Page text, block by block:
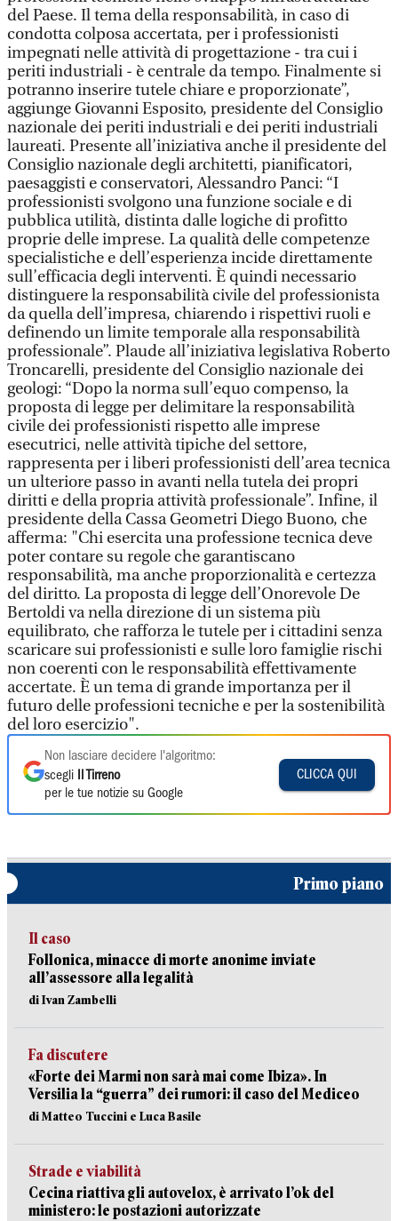
del Paese. Il tema della responsabilità, in caso di
condotta colposa accertata, per i professionisti
impegnati nelle attività di progettazione - tra cui i
periti industriali - è centrale da tempo. Finalmente si
potranno inserire tutele chiare e proporzionate”,
aggiunge Giovanni Esposito, presidente del Consiglio
nazionale dei periti industriali e dei periti industriali
laureati. Presente all’iniziativa anche il presidente del
Consiglio nazionale degli architetti, pianificatori,
paesaggisti e conservatori, Alessandro Panci: “I
professionisti svolgono una funzione sociale e di
pubblica utilità, distinta dalle logiche di profitto
proprie delle imprese. La qualità delle competenze
specialistiche e dell’esperienza incide direttamente
sull’efficacia degli interventi. È quindi necessario
distinguere la responsabilità civile del professionista
da quella dell’impresa, chiarendo i rispettivi ruoli e
definendo un limite temporale alla responsabilità
professionale”. Plaude all’iniziativa legislativa Roberto
Troncarelli, presidente del Consiglio nazionale dei
geologi: “Dopo la norma sull’equo compenso, la
proposta di legge per delimitare la responsabilità
civile dei professionisti rispetto alle imprese
esecutrici, nelle attività tipiche del settore,
rappresenta per i liberi professionisti dell’area tecnica
un ulteriore passo in avanti nella tutela dei propri
diritti e della propria attività professionale”. Infine, il
presidente della Cassa Geometri Diego Buono, che
afferma: "Chi esercita una professione tecnica deve
poter contare su regole che garantiscano
responsabilità, ma anche proporzionalità e certezza
del diritto. La proposta di legge dell’Onorevole De
Bertoldi va nella direzione di un sistema più
equilibrato, che rafforza le tutele per i cittadini senza
scaricare sui professionisti e sulle loro famiglie rischi
non coerenti con le responsabilità effettivamente
accertate. È un tema di grande importanza per il
futuro delle professioni tecniche e per la sostenibilità
del loro esercizio".
Non lasciare decidere l'algoritmo:
scegli
Il Tirreno
per le tue notizie su Google
CLICCA QUI
Primo piano
Il caso
Follonica, minacce di morte anonime inviate
all’assessore alla legalità
di Ivan Zambelli
Fa discutere
«Forte dei Marmi non sarà mai come Ibiza». In
Versilia la “guerra” dei rumori: il caso del Mediceo
di Matteo Tuccini e Luca Basile
Strade e viabilità
Cecina riattiva gli autovelox, è arrivato l’ok del
ministero: le postazioni autorizzate